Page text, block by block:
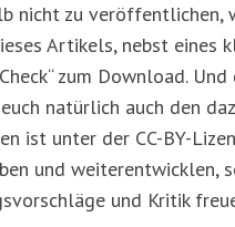
nicht zu veröffentlichen,
Artikels, nebst eines
zum Download.
natürlich auch den
ist unter der CC-BY-
und weiterentwicklen,
und Kritik